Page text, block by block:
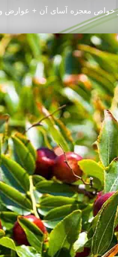
خواص معجزه آسای آن + عوارض